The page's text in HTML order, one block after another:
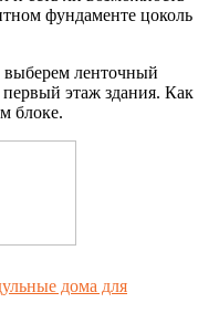
фундаменте цоколь
ленточный
этаж здания. Как
блоке.
дома для